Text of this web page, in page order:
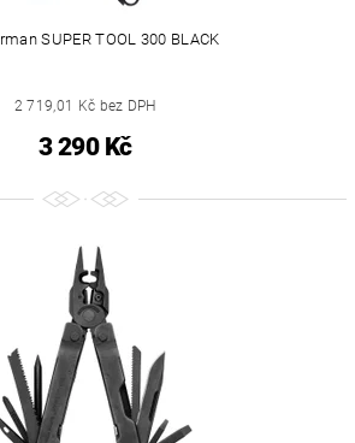
SUPER TOOL 300 BLACK
2 719,01 Kč bez DPH
3 290 Kč